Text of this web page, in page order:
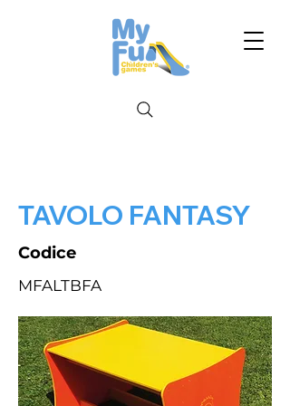
TAVOLO FANTASY
Codice
MFALTBFA